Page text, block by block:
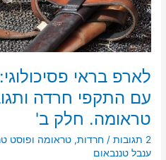
לארפ בראי
עם התקפי חרדה
טראומה. חלק ב'
2 תגובות /חרדות,טראומה ופוסט
ענבל טננבאום
של
פוסט-
טראומה.
חלק
ב'